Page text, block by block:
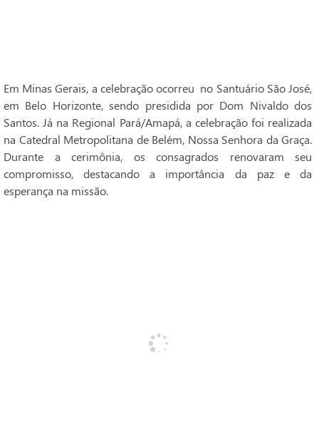
Em Minas Gerais, a celebração ocorreu no Santuário São José,
em Belo Horizonte, sendo presidida por Dom Nivaldo dos
Santos. Já na Regional Pará/Amapá, a celebração foi realizada
na Catedral Metropolitana de Belém, Nossa Senhora da Graça.
Durante a cerimônia, os consagrados renovaram seu
compromisso, destacando a importância da paz e da
esperança na missão.